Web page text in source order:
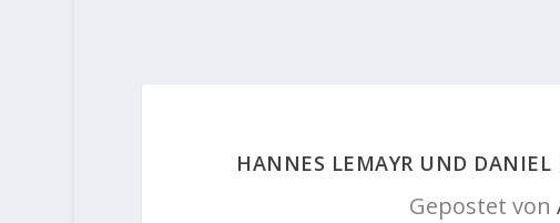
HANNES LEMAYR UND
Gepostet von